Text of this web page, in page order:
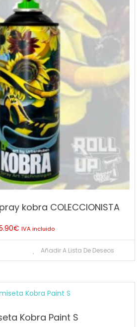
kobra COLECCIONISTA
€ IVA incluido
Añadir A Lista De Deseos
Kobra Paint S